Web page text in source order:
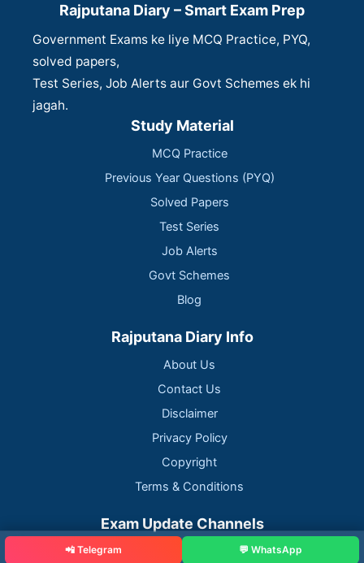
Rajputana Diary – Smart Exam Prep
Government Exams ke liye MCQ Practice, PYQ,
solved papers,
Test Series, Job Alerts aur Govt Schemes ek hi
jagah.
Study Material
MCQ Practice
Previous Year Questions (PYQ)
Solved Papers
Test Series
Job Alerts
Govt Schemes
Blog
Rajputana Diary Info
About Us
Contact Us
Disclaimer
Privacy Policy
Copyright
Terms & Conditions
Exam Update Channels
📲 Telegram 💬 WhatsApp